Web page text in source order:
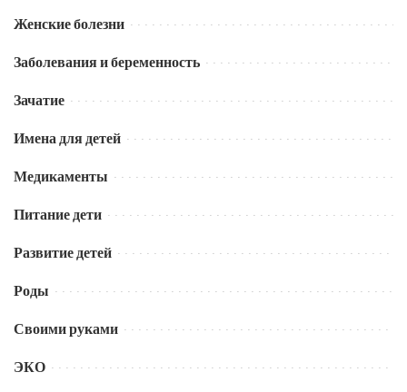
Женские болезни
Заболевания и беременность
Зачатие
Имена для детей
Медикаменты
Питание дети
Развитие детей
Роды
Своими руками
ЭКО